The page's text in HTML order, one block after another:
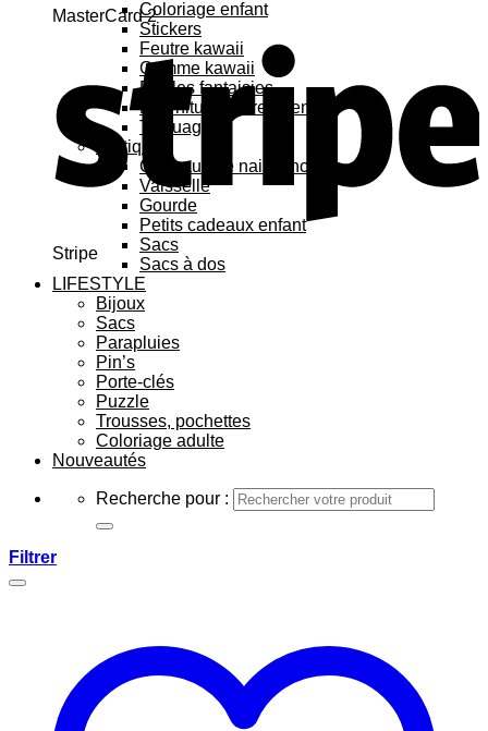
MasterCard 2
Stripe
Coloriage enfant
Stickers
Feutre kawaii
Gomme kawaii
Règles fantaisies
Fournitures bureau enfant
Tatouage
Pratique
Cadeaux de naissance
Vaisselle
Gourde
Petits cadeaux enfant
Sacs
Sacs à dos
LIFESTYLE
Bijoux
Sacs
Parapluies
Pin’s
Porte-clés
Puzzle
Trousses, pochettes
Coloriage adulte
Nouveautés
Recherche pour :
Filtrer